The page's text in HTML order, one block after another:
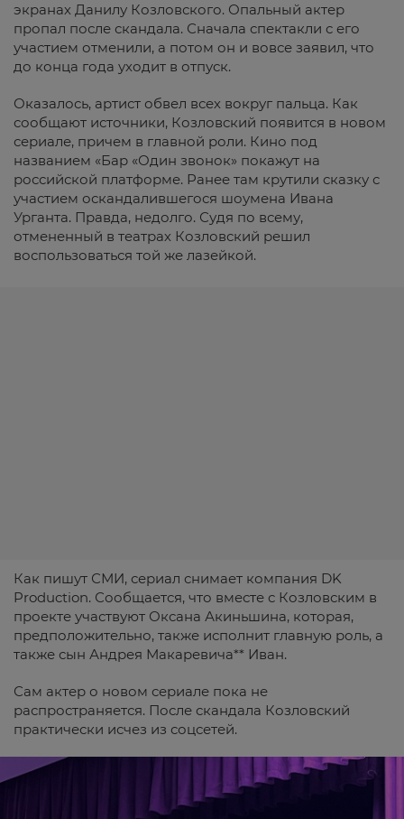
экранах Данилу Козловского. Опальный актер
пропал после скандала. Сначала спектакли с его
участием отменили, а потом он и вовсе заявил, что
до конца года уходит в отпуск.
Оказалось, артист обвел всех вокруг пальца. Как
сообщают источники, Козловский появится в новом
сериале, причем в главной роли. Кино под
названием «Бар «Один звонок» покажут на
российской платформе. Ранее там крутили сказку с
участием оскандалившегося шоумена Ивана
Урганта. Правда, недолго. Судя по всему,
отмененный в театрах Козловский решил
воспользоваться той же лазейкой.
Как пишут СМИ, сериал снимает компания DK
Production. Сообщается, что вместе с Козловским в
проекте участвуют Оксана Акиньшина, которая,
предположительно, также исполнит главную роль, а
также сын Андрея Макаревича** Иван.
Сам актер о новом сериале пока не
распространяется. После скандала Козловский
практически исчез из соцсетей.